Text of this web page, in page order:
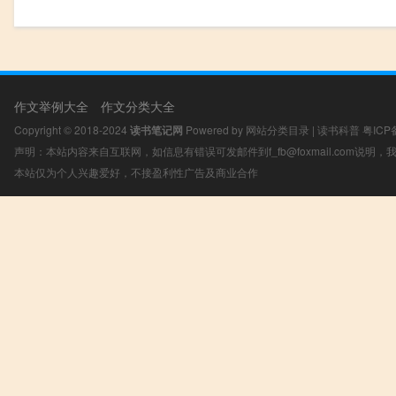
作文举例大全 作文分类大全
Copyright © 2018-2024 读书笔记网 Powered by 网站分类目录 | 读书科普 粤ICP
声明：本站内容来自互联网，如信息有错误可发邮件到f_fb@foxmail.com说明，
本站仅为个人兴趣爱好，不接盈利性广告及商业合作